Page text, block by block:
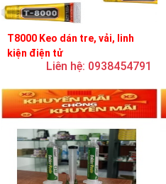
T8000 Keo dán tre, vải, linh
kiện điện tử
Liên hệ: 0938454791